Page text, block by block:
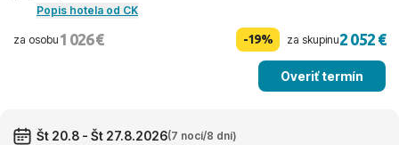
Popis hotela od CK
za osobu 1 026 € -19% za skupinu2 052 €
Overiť termín
Št 20.8 - Št 27.8.2026(7 nocí/8 dní)